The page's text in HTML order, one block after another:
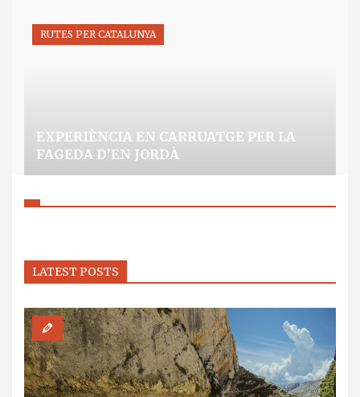
EXPERIÈNCIA EN CARRUATGE PER LA
FAGEDA D’EN JORDÀ
RUTES PER CATALUNYA
LATEST POSTS